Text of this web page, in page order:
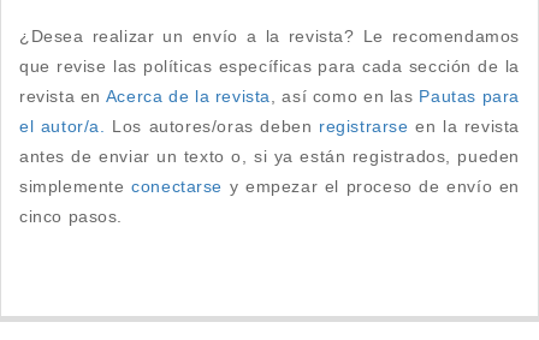
¿Desea realizar un envío a la revista? Le recomendamos
que revise las políticas específicas para cada sección de la
revista en Acerca de la revista , así como en las Pautas para
el autor/a.
Los autores/oras deben registrarseen la revista
antes de enviar un texto o, si ya están registrados, pueden
simplementeconectarse y empezar el proceso de envío en
cinco pasos.